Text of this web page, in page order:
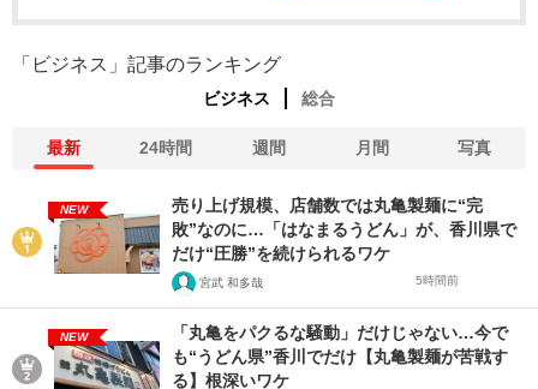
「ビジネス」記事のランキング
ビジネス 総合
最新 24時間 週間 月間 写真
NEW
売り上げ規模、店舗数では丸亀製麺に“完
敗”なのに…「はなまるうどん」が、香川県で
だけ“圧勝”を続けられるワケ
宮武 和多哉 5時間前
NEW
「丸亀をパクるな騒動」だけじゃない…今で
も“うどん県”香川でだけ【丸亀製麺が苦戦す
る】根深いワケ